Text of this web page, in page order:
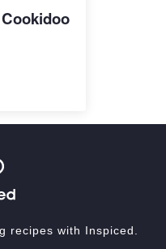
Cookidoo
recipes with Inspiced.